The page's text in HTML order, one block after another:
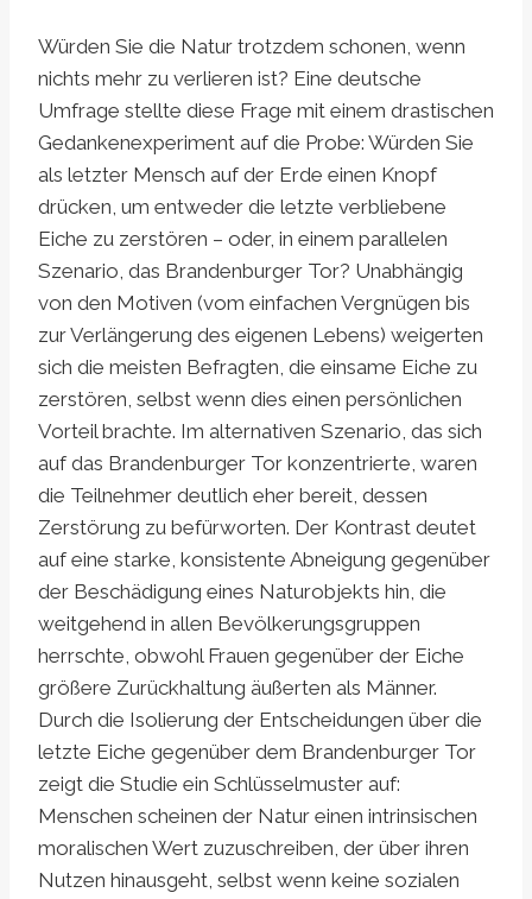
Würden Sie die Natur trotzdem schonen, wenn
nichts mehr zu verlieren ist? Eine deutsche
Umfrage stellte diese Frage mit einem drastischen
Gedankenexperiment auf die Probe: Würden Sie
als letzter Mensch auf der Erde einen Knopf
drücken, um entweder die letzte verbliebene
Eiche zu zerstören – oder, in einem parallelen
Szenario, das Brandenburger Tor? Unabhängig
von den Motiven (vom einfachen Vergnügen bis
zur Verlängerung des eigenen Lebens) weigerten
sich die meisten Befragten, die einsame Eiche zu
zerstören, selbst wenn dies einen persönlichen
Vorteil brachte. Im alternativen Szenario, das sich
auf das Brandenburger Tor konzentrierte, waren
die Teilnehmer deutlich eher bereit, dessen
Zerstörung zu befürworten. Der Kontrast deutet
auf eine starke, konsistente Abneigung gegenüber
der Beschädigung eines Naturobjekts hin, die
weitgehend in allen Bevölkerungsgruppen
herrschte, obwohl Frauen gegenüber der Eiche
größere Zurückhaltung äußerten als Männer.
Durch die Isolierung der Entscheidungen über die
letzte Eiche gegenüber dem Brandenburger Tor
zeigt die Studie ein Schlüsselmuster auf:
Menschen scheinen der Natur einen intrinsischen
moralischen Wert zuzuschreiben, der über ihren
Nutzen hinausgeht, selbst wenn keine sozialen